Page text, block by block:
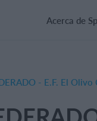
Acerca de
- E.F. El Olivo